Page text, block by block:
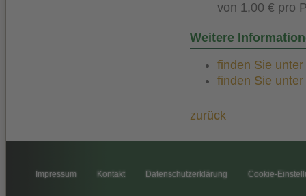
von 1,00 € pro
Weitere
finden Sie
finden Sie
zurück
Impressum Kontakt Datenschutzerklärung Cookie-